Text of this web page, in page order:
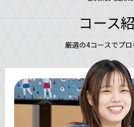
コース
厳選の4コースでプ